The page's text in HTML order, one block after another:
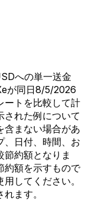
への単一送金
が同日8/5/2026
ートを比較して計
された例について
含まない場合があ
、日付、時間、お
約額となりま
約額を示すもので
してください。
ます。